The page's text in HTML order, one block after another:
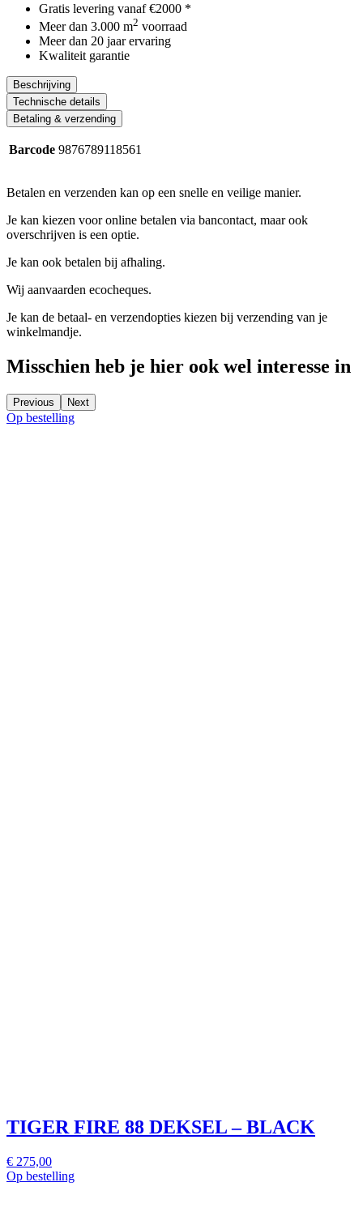
Gratis levering vanaf €2000 *
Meer dan 3.000 m2 voorraad
Meer dan 20 jaar ervaring
Kwaliteit garantie
Beschrijving
Technische details
Betaling & verzending
Barcode 9876789118561
Betalen en verzenden kan op een snelle en veilige manier.
Je kan kiezen voor online betalen via bancontact, maar ook
overschrijven is een optie.
Je kan ook betalen bij afhaling.
Wij aanvaarden ecocheques.
Je kan de betaal- en verzendopties kiezen bij verzending van je
winkelmandje.
Misschien heb je hier ook wel interesse in
Previous Next
Op bestelling
TIGER FIRE 88 DEKSEL – BLACK
€ 275,00
Op bestelling